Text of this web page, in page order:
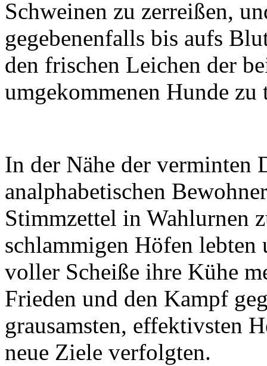
Schweinen zu zerreißen,
gegebenenfalls bis aufs
den frischen Leichen der
umgekommenen Hunde zu
In der Nähe der verminten
analphabetischen
Stimmzettel in Wahlurnen
schlammigen Höfen lebten
voller Scheiße ihre Kühe
Frieden und den Kampf
grausamsten, effektivsten
neue Ziele verfolgten.